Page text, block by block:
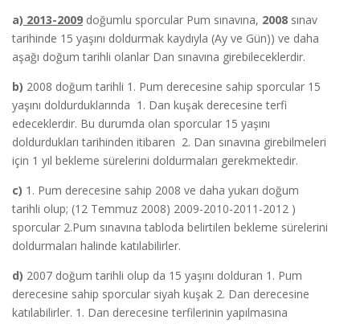
a) 2013-2009 doğumlu sporcular Pum sınavına, 2008 sınav
tarihinde 15 yaşını doldurmak kaydıyla (Ay ve Gün)) ve daha
aşağı doğum tarihli olanlar Dan sınavına girebileceklerdir.
b) 2008 doğum tarihli 1. Pum derecesine sahip sporcular 15
yaşını doldurduklarında 1. Dan kuşak derecesine terfi
edeceklerdir. Bu durumda olan sporcular 15 yaşını
doldurdukları tarihinden itibaren 2. Dan sınavına girebilmeleri
için 1 yıl bekleme sürelerini doldurmaları gerekmektedir.
c) 1. Pum derecesine sahip 2008 ve daha yukarı doğum
tarihli olup; (12 Temmuz 2008) 2009-2010-2011-2012 )
sporcular 2.Pum sınavına tabloda belirtilen bekleme sürelerini
doldurmaları halinde katılabilirler.
d) 2007 doğum tarihli olup da 15 yaşını dolduran 1. Pum
derecesine sahip sporcular siyah kuşak 2. Dan derecesine
katılabilirler. 1. Dan derecesine terfilerinin yapılmasına